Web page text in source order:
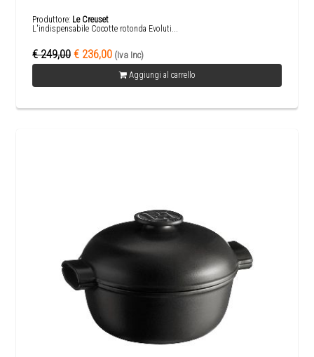
Produttore: Le Creuset
L'indispensabile Cocotte rotonda Evoluti...
€ 249,00 € 236,00 (Iva Inc)
Aggiungi al carrello